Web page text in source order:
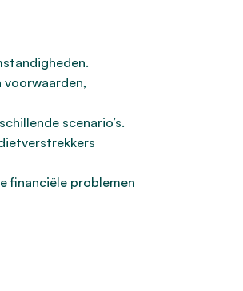
voorwaarden,
scenario’s.
financiële problemen